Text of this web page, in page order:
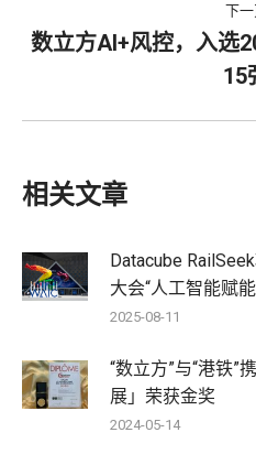
下一
数立方AI+风控，入选
15
相关文章
Datacube
大会“人工智能赋
2025-08-11
“数立方”与“港铁”
展」荣获金奖
2024-05-14